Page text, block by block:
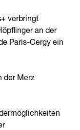
verbringt
an der
Paris-Cergy ein
der Merz